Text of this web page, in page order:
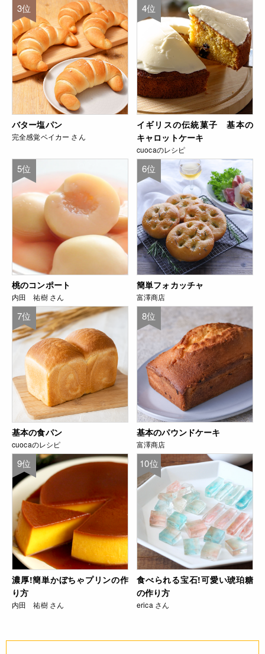
3位
バター塩パン
完全感覚ベイカー さん
4位
イギリスの伝統菓子 基本の
キャロットケーキ
cuocaのレシピ
5位
桃のコンポート
内田 祐樹 さん
6位
簡単フォカッチャ
富澤商店
7位
基本の食パン
cuocaのレシピ
8位
基本のパウンドケーキ
富澤商店
9位
濃厚!簡単かぼちゃプリンの作
り方
内田 祐樹 さん
10位
食べられる宝石!可愛い琥珀糖
の作り方
erica さん